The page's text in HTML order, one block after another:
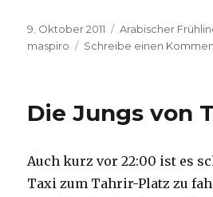
Veröffentlicht
am
9. Oktober 2011 Kategorien
Arabischer
maspiro
Schreibe einen
Die Jungs von
Auch kurz vor 22:00 ist es
Taxi zum Tahrir-Platz zu